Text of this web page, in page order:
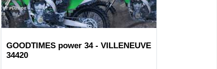
GOODTIMES power 34 - VILLENEUVE
34420